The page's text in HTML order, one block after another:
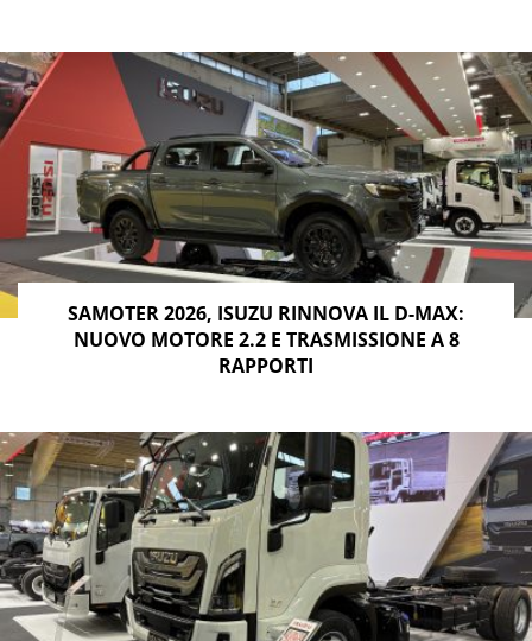
SAMOTER 2026, ISUZU RINNOVA IL D-MAX:
NUOVO MOTORE 2.2 E TRASMISSIONE A 8
RAPPORTI